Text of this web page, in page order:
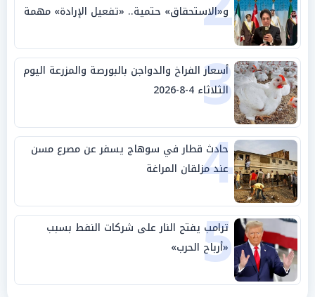
و«الاستحقاق» حتمية.. «تفعيل الإرادة» مهمة
الجامعة العربية
3
أسعار الفراخ والدواجن بالبورصة والمزرعة اليوم
الثلاثاء 4-8-2026
4
حادث قطار في سوهاج يسفر عن مصرع مسن
عند مزلقان المراغة
5
ترامب يفتح النار على شركات النفط بسبب
«أرباح الحرب»